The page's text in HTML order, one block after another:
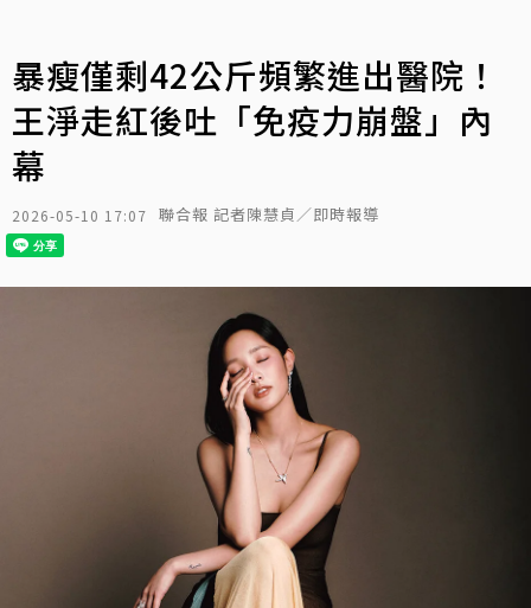
暴瘦僅剩42公斤頻繁進出醫院！
王淨走紅後吐「免疫力崩盤」內
幕
2026-05-10 17:07 聯合報 記者陳慧貞／即時報導